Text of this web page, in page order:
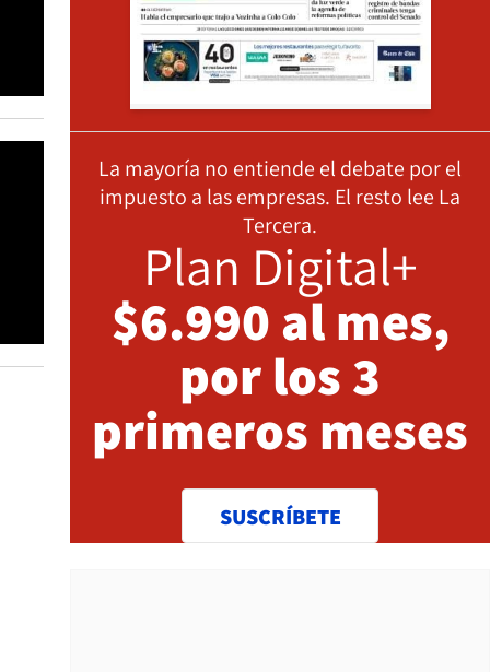
La mayoría no entiende el debate por el
impuesto a las empresas. El resto lee La
Tercera.
Plan Digital+
$6.990 al mes,
por los 3
primeros meses
SUSCRÍBETE